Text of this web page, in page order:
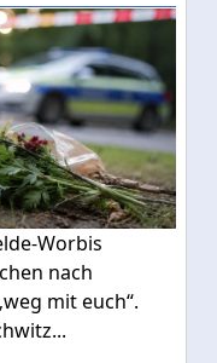
Worbis
nach
mit euch“.